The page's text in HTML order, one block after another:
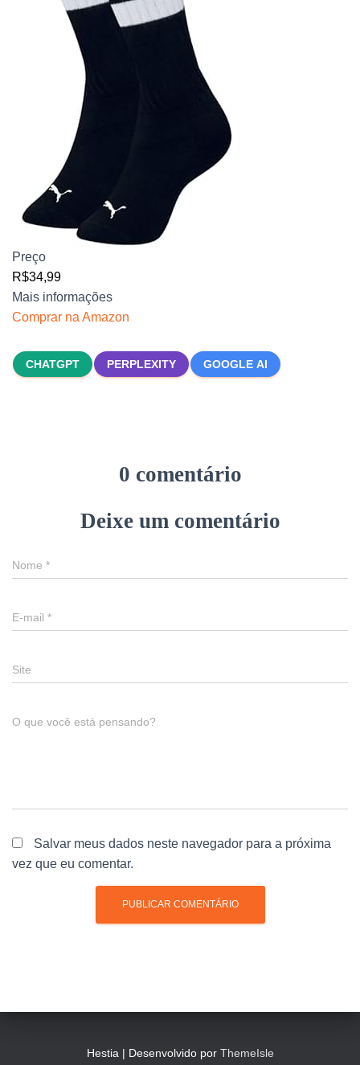
Preço
R$34,99
Mais informações
Comprar na Amazon
CHATGPT PERPLEXITY GOOGLE AI
0 comentário
Deixe um comentário
Nome *
E-mail *
Site
O que você está pensando?
Salvar meus dados neste navegador para a próxima
vez que eu comentar.
Hestia | Desenvolvido por ThemeIsle